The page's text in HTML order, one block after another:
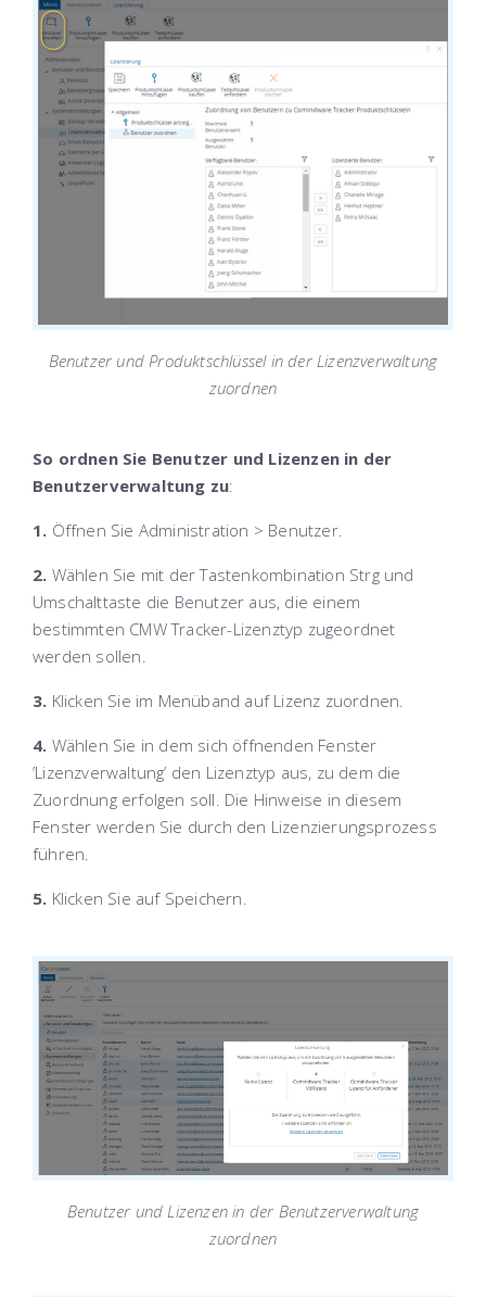
Benutzer und Produktschlüssel in der Lizenzverwaltung
zuordnen
So ordnen Sie Benutzer und Lizenzen in der
Benutzerverwaltung zu:
1. Öffnen Sie Administration > Benutzer.
2. Wählen Sie mit der Tastenkombination Strgund
Umschalttaste die Benutzer aus, die einem
bestimmten CMW Tracker-Lizenztyp zugeordnet
werden sollen.
3. Klicken Sie im Menüband auf Lizenz zuordnen
4. Wählen Sie in dem sich öffnenden Fenster
’Lizenzverwaltung’ den Lizenztyp aus, zu dem die
Zuordnung erfolgen soll. Die Hinweise in diesem
Fenster werden Sie durch den Lizenzierungsprozess
führen.
5. Klicken Sie auf Speichern
Benutzer und Lizenzen in der Benutzerverwaltung
zuordnen